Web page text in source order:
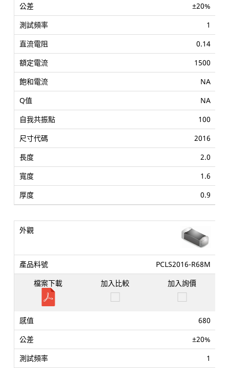
±20%
1
0.14
1500
NA
NA
100
2016
2.0
1.6
0.9
PCLS2016-R68M
680
±20%
1